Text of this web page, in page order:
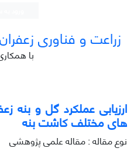
زراعت و فناوری زعفران
با
ارزیابی عملکرد گل و بنه
های مختلف کاشت بنه
نوع مقاله : مقاله علمی پژوهشی